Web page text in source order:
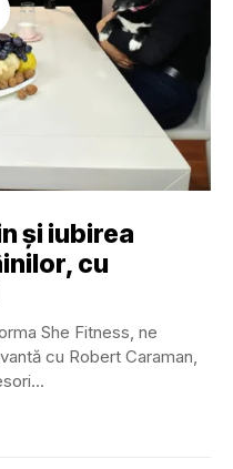
și iubirea
cu
She Fitness, ne
cu Robert Caraman,